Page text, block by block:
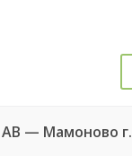
АВ — Мамоново г.